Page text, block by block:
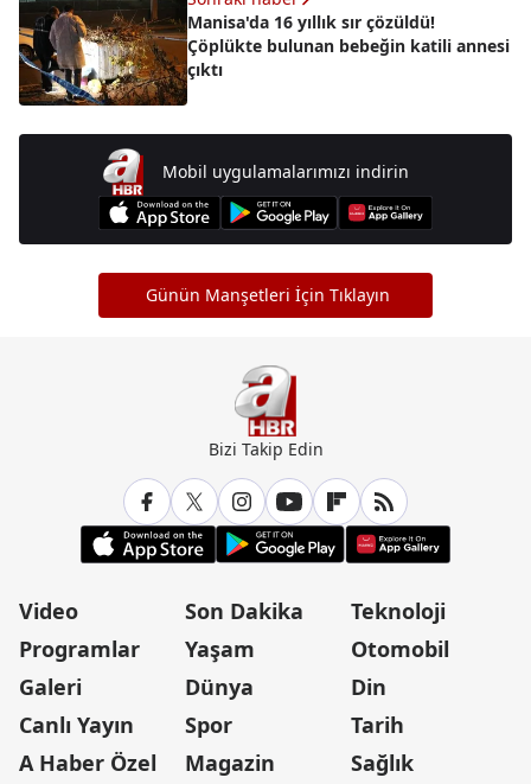
Manisa'da 16 yıllık sır çözüldü!
Çöplükte bulunan bebeğin katili annesi
çıktı
Mobil uygulamalarımızı indirin
Günün Manşetleri İçin Tıklayın
Bizi Takip Edin
Video
Programlar
Galeri
Canlı Yayın
A Haber Özel
Son Dakika
Yaşam
Dünya
Spor
Magazin
Teknoloji
Otomobil
Din
Tarih
Sağlık